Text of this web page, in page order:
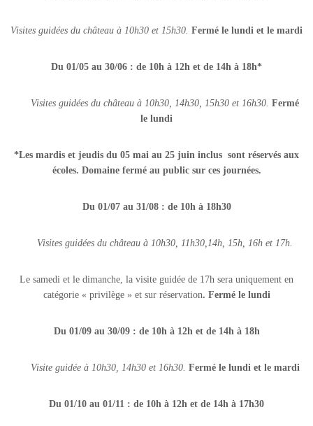
Visites guidées du château à 10h30 et 15h30. Fermé le lundi et le mardi
Du 01/05 au 30/06 : de 10h à 12h et de 14h à 18h*
Visites guidées du château à 10h30, 14h30, 15h30 et 16h30. Fermé
le lundi
*Les mardis et jeudis du 05 mai au 25 juin inclus sont réservés aux
écoles. Domaine fermé au public sur ces journées.
Du 01/07 au 31/08 : de 10h à 18h30
Visites guidées du château à 10h30, 11h30,14h, 15h, 16h et 17h.
Le samedi et le dimanche, la visite guidée de 17h sera uniquement en
catégorie « privilège » et sur réservation. Fermé le lundi
Du 01/09 au 30/09 : de 10h à 12h et de 14h à 18h
Visite guidée à 10h30, 14h30 et 16h30. Fermé le lundi et le mardi
Du 01/10 au 01/11 : de 10h à 12h et de 14h à 17h30